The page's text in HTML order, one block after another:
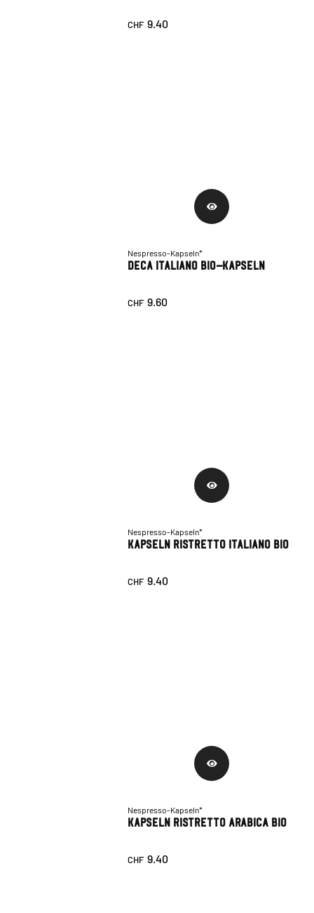
CHF 9.40
Nespresso-Kapseln*
Deca Italiano Bio-Kapseln
CHF 9.60
Nespresso-Kapseln*
Kapseln Ristretto Italiano Bio
CHF 9.40
Nespresso-Kapseln*
Kapseln Ristretto Arabica Bio
CHF 9.40